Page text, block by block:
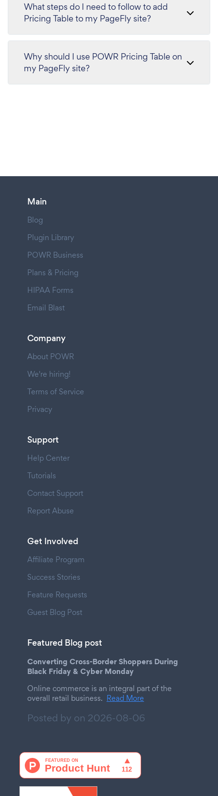
What steps do I need to follow to add
Pricing Table to my PageFly site?
Why should I use POWR Pricing Table on
my PageFly site?
Main
Blog
Plugin Library
POWR Business
Plans & Pricing
HIPAA Forms
Email Blast
Company
About POWR
We're hiring!
Terms of Service
Privacy
Support
Help Center
Tutorials
Contact Support
Report Abuse
Get Involved
Affiliate Program
Success Stories
Feature Requests
Guest Blog Post
Featured Blog post
Converting Cross-Border Shoppers During
Black Friday & Cyber Monday
Online commerce is an integral part of the
overall retail business. Read More
Posted by on 2026-08-06